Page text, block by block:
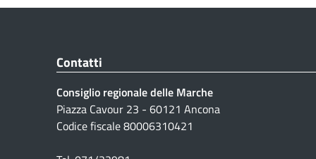
Contatti
Consiglio regionale delle Marche
Piazza Cavour 23 - 60121 Ancona
Codice fiscale 80006310421